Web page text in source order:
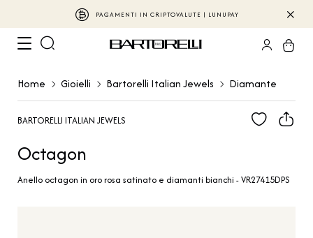
PAGAMENTI IN CRIPTOVALUTE | LUNUPAY
Home Gioielli Bartorelli Italian Jewels Diamante
BARTORELLI ITALIAN JEWELS
Octagon
Anello octagon in oro rosa satinato e diamanti bianchi - VR27415DPS